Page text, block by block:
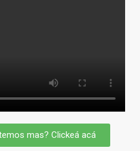
mas? Clickeá acá